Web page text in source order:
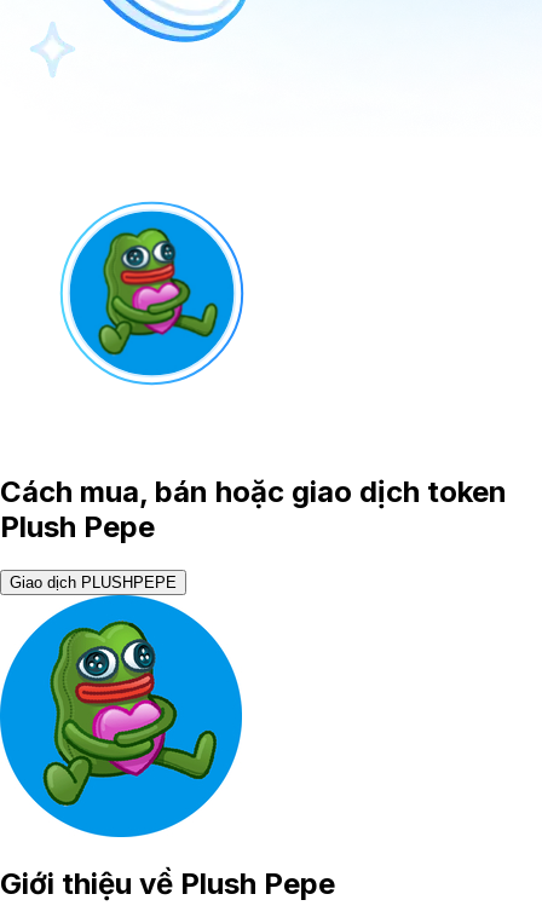
Cách mua, bán hoặc giao dịch token
Plush Pepe
Giao dịch PLUSHPEPE
Giới thiệu về Plush Pepe